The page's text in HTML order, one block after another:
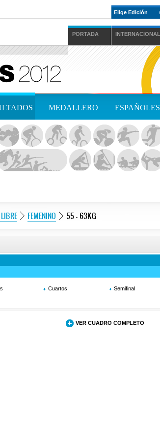
Elige Edición
PORTADA INTERNACIONAL
MEDALLERO ESPAÑOLES
FEMENINO 55 - 63KG
Cuartos Semifinal
VER CUADRO COMPLETO